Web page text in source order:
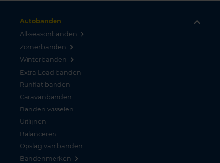
Autobanden
All-seasonbanden
Zomerbanden
Winterbanden
Extra Load banden
Runflat banden
Caravanbanden
Banden wisselen
Uitlijnen
Balanceren
Opslag van banden
Bandenmerken